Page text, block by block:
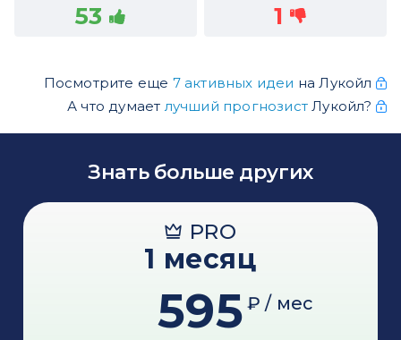
53 1
Посмотрите еще 7 активных идеи на Лукойл
А что думает лучший прогнозистЛукойл?
Знать больше других
PRO
1 месяц
595 ₽ / мес